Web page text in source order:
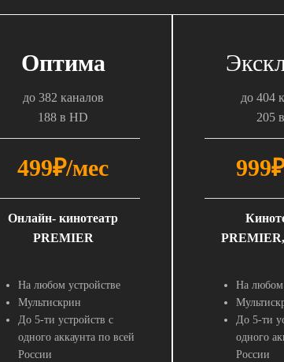
Оптима
до 382 каналов
188 в HD
499₽/мес
Онлайн- кинотеатр
PREMIER
На любом устройстве
Мультискрин
До 5-ти устройств с
одного аккаунта по всей
России
до 404
205
PREMIER,
На любом
До 5-ти
одного
России